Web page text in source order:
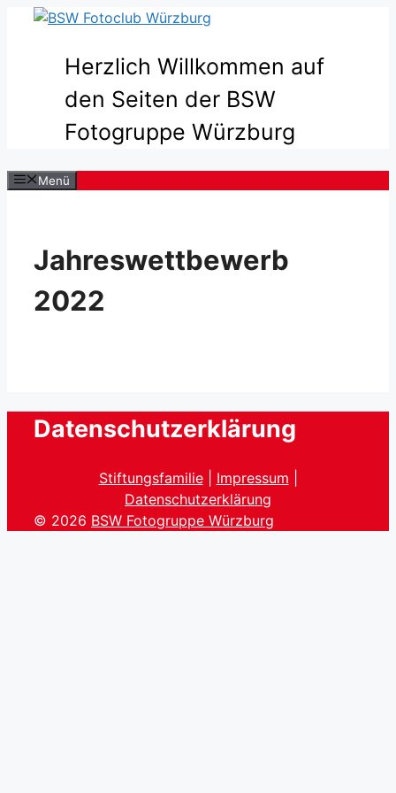
Zum
Herzlich Willkommen auf
den Seiten der BSW
Fotogruppe Würzburg
Menü
Jahreswettbewerb
2022
Datenschutzerklärung
Stiftungsfamilie| Impressum
Datenschutzerklärung
© 2026 BSW Fotogruppe Würzburg